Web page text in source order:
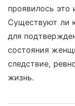
проявилось это
Существуют ли
для
состояния
следствие,
жизнь.